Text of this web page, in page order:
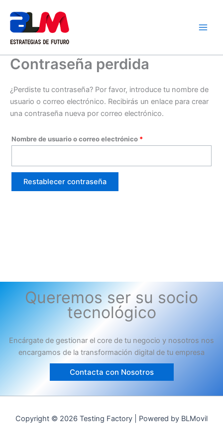
contenido
Contraseña perdida
¿Perdiste tu contraseña? Por favor, introduce tu nombre de
usuario o correo electrónico. Recibirás un enlace para crear
una contraseña nueva por correo electrónico.
Nombre de usuario o correo electrónico *Obligatorio
Restablecer contraseña
Queremos ser su socio
tecnológico
Encárgate de gestionar el core de tu negocio y nosotros nos
encargamos de la transformación digital de tu empresa
Contacta con Nosotros
Copyright © 2026 Testing Factory | Powered by BLMovil